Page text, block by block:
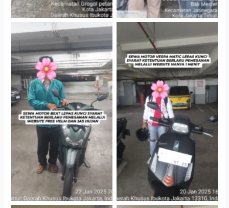
Cityplaza Jatinegara
Gedung Parkir P6A
Cityplaza Jatinegara
Gedung Parkir P6A